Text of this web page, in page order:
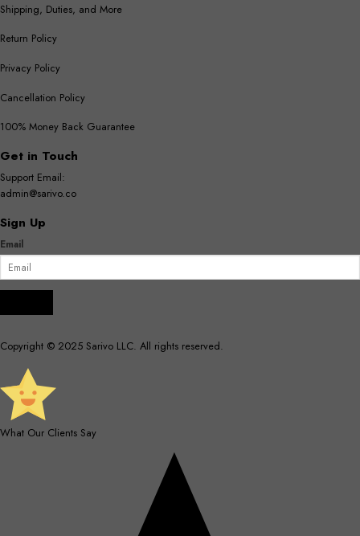
Shipping, Duties, and More
Return Policy
Privacy Policy
Cancellation Policy
100% Money Back Guarantee
Get in Touch
Support Email:
admin@sarivo.co
Sign Up
Email
Copyright © 2025 Sarivo LLC. All rights reserved.
What Our Clients Say